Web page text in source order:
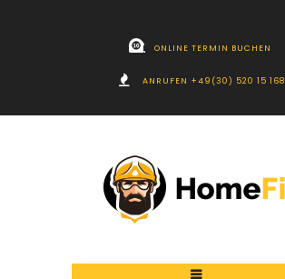
ONLINE TERMIN BUCHEN
ANRUFEN +49(30) 520 15 168